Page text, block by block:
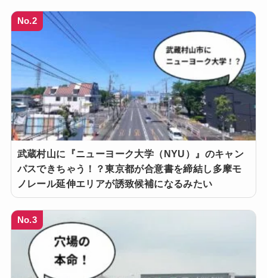
No.2
武蔵村山に『ニューヨーク大学（NYU）』のキャン
パスできちゃう！？東京都が合意書を締結し多摩モ
ノレール延伸エリアが誘致候補になるみたい
No.3